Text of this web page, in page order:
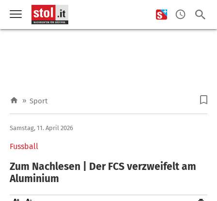
» Sport
Fussball
Samstag, 11. April 2026
Zum Nachlesen | Der FCS verzweifelt am
Aluminium